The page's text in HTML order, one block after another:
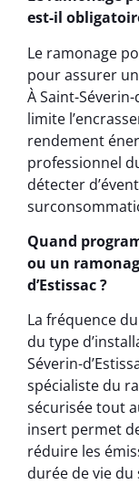
est-il
Le ramonage
pour assurer
À Saint-
limite
rendement
professionnel
détecter
Quand
ou un
d’Estissac ?
La fréquence
du type
Séverin-
spécialiste du
sécurisée tout
insert permet
réduire les
durée de vie du